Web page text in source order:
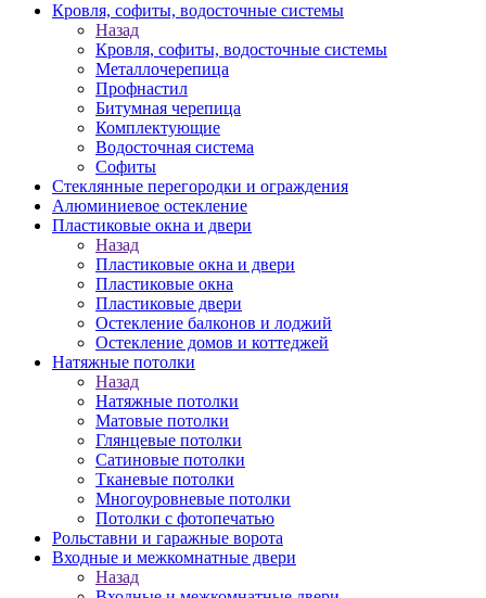
Кровля, софиты, водосточные системы
Назад
Кровля, софиты, водосточные системы
Металлочерепица
Профнастил
Битумная черепица
Комплектующие
Водосточная система
Софиты
Стеклянные перегородки и ограждения
Алюминиевое остекление
Пластиковые окна и двери
Назад
Пластиковые окна и двери
Пластиковые окна
Пластиковые двери
Остекление балконов и лоджий
Остекление домов и коттеджей
Натяжные потолки
Назад
Натяжные потолки
Матовые потолки
Глянцевые потолки
Сатиновые потолки
Тканевые потолки
Многоуровневые потолки
Потолки с фотопечатью
Рольставни и гаражные ворота
Входные и межкомнатные двери
Назад